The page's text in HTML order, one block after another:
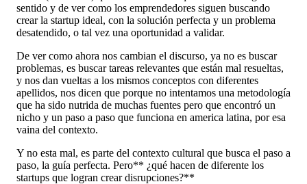
sentido y de ver como los emprendedores siguen buscando
crear la startup ideal, con la solución perfecta y un problema
desatendido, o tal vez una oportunidad a validar.
De ver como ahora nos cambian el discurso, ya no es buscar
problemas, es buscar tareas relevantes que están mal resueltas,
y nos dan vueltas a los mismos conceptos con diferentes
apellidos, nos dicen que porque no intentamos una metodología
que ha sido nutrida de muchas fuentes pero que encontró un
nicho y un paso a paso que funciona en america latina, por esa
vaina del contexto.
Y no esta mal, es parte del contexto cultural que busca el paso a
paso, la guía perfecta. Pero** ¿qué hacen de diferente los
startups que logran crear disrupciones?**